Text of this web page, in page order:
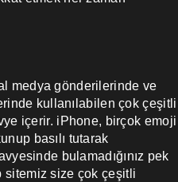
medya gönderilerinde ve
kullanılabilen çok çeşitli
içerir. iPhone, birçok emoji
basılı tutarak
bulamadığınız pek
sitemiz size çok çeşitli